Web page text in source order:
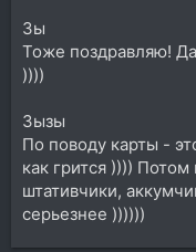
Зы
Тоже поздравляю!
))))
Зызы
По поводу карты -
как грится ))))
штативчики,
серьезнее ))))))